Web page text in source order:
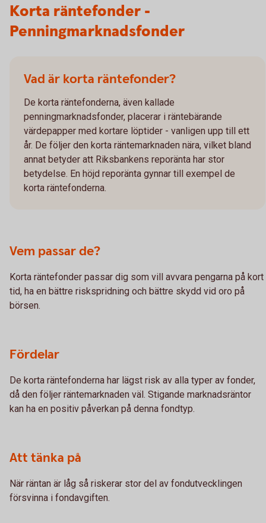
Korta räntefonder -
Penningmarknadsfonder
Vad är korta räntefonder?
De korta räntefonderna, även kallade
penningmarknadsfonder, placerar i räntebärande
värdepapper med kortare löptider - vanligen upp till ett
år. De följer den korta räntemarknaden nära, vilket bland
annat betyder att Riksbankens reporänta har stor
betydelse. En höjd reporänta gynnar till exempel de
korta räntefonderna.
Vem passar de?
Korta räntefonder passar dig som vill avvara pengarna på kort
tid, ha en bättre riskspridning och bättre skydd vid oro på
börsen.
Fördelar
De korta räntefonderna har lägst risk av alla typer av fonder,
då den följer räntemarknaden väl. Stigande marknadsräntor
kan ha en positiv påverkan på denna fondtyp.
Att tänka på
När räntan är låg så riskerar stor del av fondutvecklingen
försvinna i fondavgiften.